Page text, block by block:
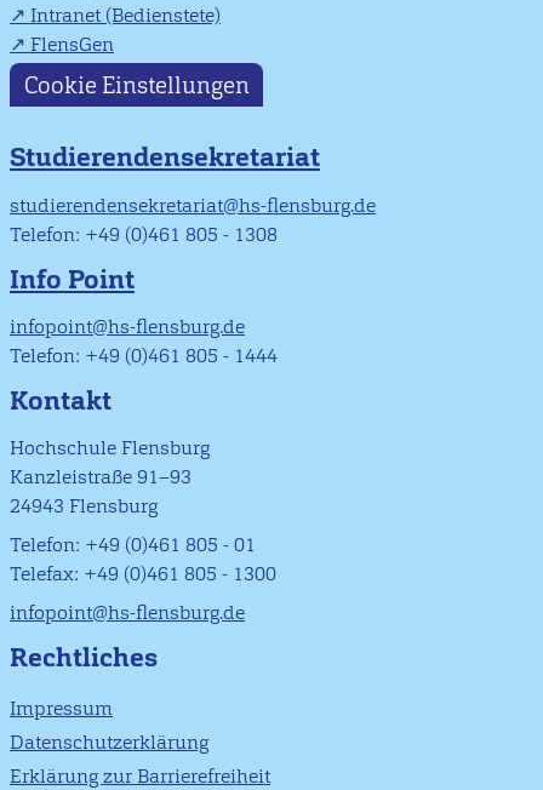
Intranet (Bedienstete)
FlensGen
Cookie Einstellungen
Studierendensekretariat
studierendensekretariat@hs-flensburg.de
Telefon: +49 (0)461 805 - 1308
Info Point
infopoint@hs-flensburg.de
Telefon: +49 (0)461 805 - 1444
Kontakt
Hochschule Flensburg
Kanzleistraße 91–93
24943 Flensburg
Telefon: +49 (0)461 805 - 01
Telefax: +49 (0)461 805 - 1300
infopoint@hs-flensburg.de
Rechtliches
Impressum
Datenschutzerklärung
Erklärung zur Barrierefreiheit